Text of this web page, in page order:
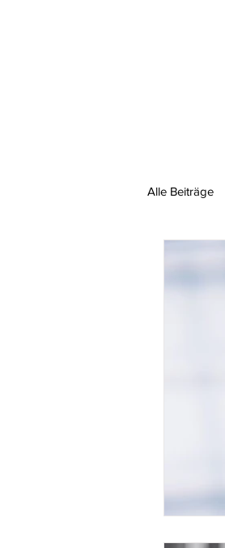
Alle Beiträge